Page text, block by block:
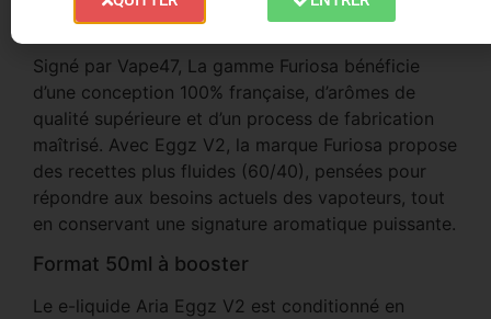
Furiosa by Vape47 – L’excellence française
Signé par Vape47, La gamme Furiosa bénéficie
d’une conception 100% française, d’arômes de
qualité supérieure et d’un process de fabrication
maîtrisé. Avec Eggz V2, la marque Furiosa propose
des recettes plus fluides (60/40), pensées pour
répondre aux besoins actuels des vapoteurs, tout
en conservant une signature aromatique puissante.
Format 50ml à booster
Le e-liquide Aria Eggz V2 est conditionné en